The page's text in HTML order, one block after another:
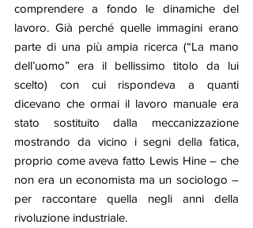
comprendere a fondo le dinamiche del
lavoro. Già perché quelle immagini erano
parte di una più ampia ricerca (“La mano
dell’uomo” era il bellissimo titolo da lui
scelto) con cui rispondeva a quanti
dicevano che ormai il lavoro manuale era
stato sostituito dalla meccanizzazione
mostrando da vicino i segni della fatica,
proprio come aveva fatto Lewis Hine – che
non era un economista ma un sociologo –
per raccontare quella negli anni della
rivoluzione industriale.